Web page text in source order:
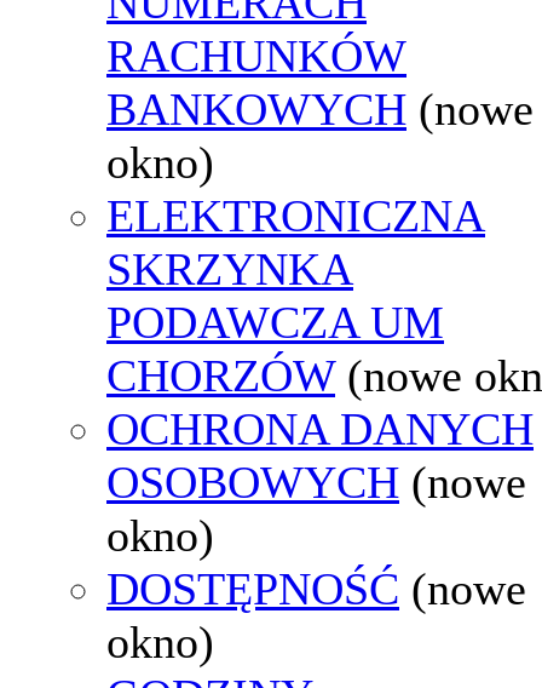
RACHUNKÓW
BANKOWYCH (nowe
okno)
ELEKTRONICZNA
SKRZYNKA
PODAWCZA UM
CHORZÓW (nowe
OCHRONA DANYCH
OSOBOWYCH (nowe
okno)
DOSTĘPNOŚĆ (nowe
okno)